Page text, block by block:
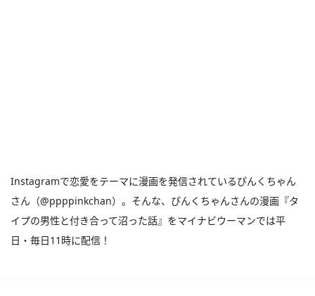
Instagramで恋愛をテーマに漫画を発信されているぴんくちゃん
さん（@ppppinkchan）。そんな、ぴんくちゃんさんの漫画『タ
イプの男性と付き合って沼った話』をマイナビウーマンでは平
日・毎日11時に配信！